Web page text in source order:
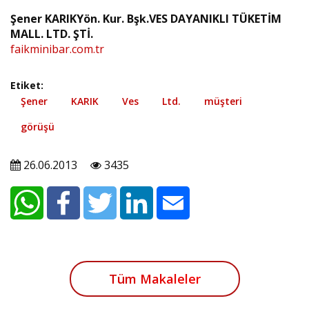
Şener KARIKYön. Kur. Bşk.VES DAYANIKLI TÜKETİM
MALL. LTD. ŞTİ.
faikminibar.com.tr
Etiket:
Şener
KARIK Ves Ltd.
müşteri
görüşü
26.06.2013 3435
Tüm Makaleler